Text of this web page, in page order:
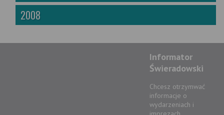
2008
Informator
Świeradowski
Chcesz otrzymwać
informacje o
wydarzeniach i